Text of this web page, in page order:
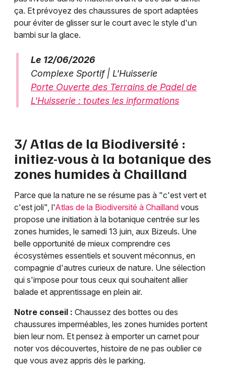
ça. Et prévoyez des chaussures de sport adaptées
pour éviter de glisser sur le court avec le style d'un
bambi sur la glace.
Le 12/06/2026
Complexe Sportif | L'Huisserie
Porte Ouverte des Terrains de Padel de
L'Huisserie : toutes les informations
3/ Atlas de la Biodiversité :
initiez-vous à la botanique des
zones humides à Chailland
Parce que la nature ne se résume pas à "c'est vert et
c'est joli", l'Atlas de la Biodiversité à Chailland vous
propose une initiation à la botanique centrée sur les
zones humides, le samedi 13 juin, aux Bizeuls. Une
belle opportunité de mieux comprendre ces
écosystèmes essentiels et souvent méconnus, en
compagnie d'autres curieux de nature. Une sélection
qui s'impose pour tous ceux qui souhaitent allier
balade et apprentissage en plein air.
Notre conseil : Chaussez des bottes ou des
chaussures imperméables, les zones humides portent
bien leur nom. Et pensez à emporter un carnet pour
noter vos découvertes, histoire de ne pas oublier ce
que vous avez appris dès le parking.